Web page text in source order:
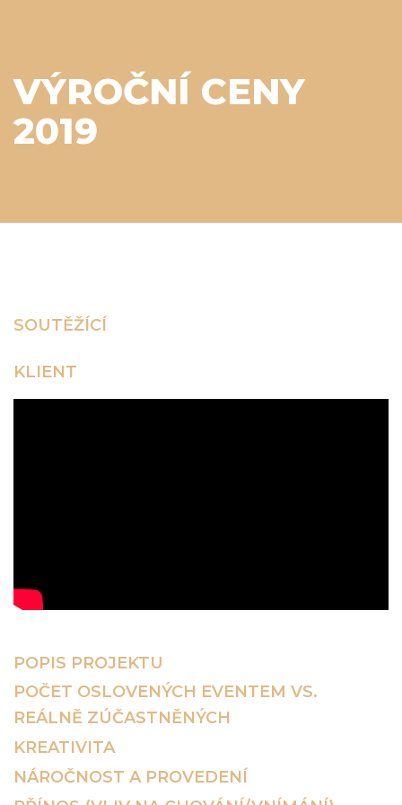
VÝROČNÍ CENY
2019
SOUTĚŽÍCÍ
KLIENT
POPIS PROJEKTU
POČET OSLOVENÝCH EVENTEM VS.
REÁLNĚ ZÚČASTNĚNÝCH
KREATIVITA
NÁROČNOST A PROVEDENÍ